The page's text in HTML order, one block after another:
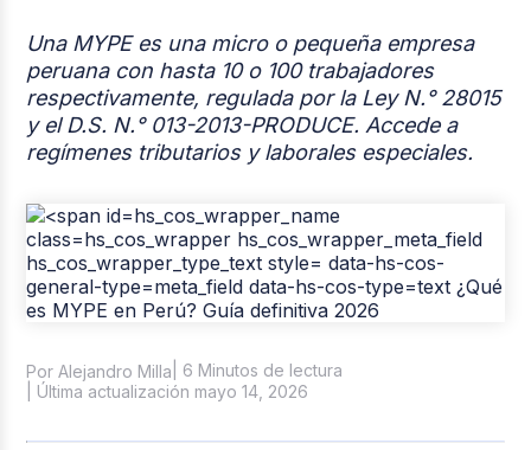
Tendencias y Data
Columna del Experto
Reclutamiento y Selección
Una MYPE es una micro o pequeña empresa
peruana con hasta 10 o 100 trabajadores
respectivamente, regulada por la Ley N.° 28015
y el D.S. N.° 013-2013-PRODUCE. Accede a
regímenes tributarios y laborales especiales.
Por Alejandro Milla | 6 Minutos de lectura
| Última actualización mayo 14, 2026